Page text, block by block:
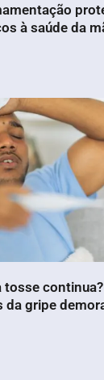
à saúde da
tosse
da gripe